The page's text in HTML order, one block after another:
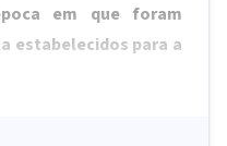
em que foram
estabelecidos para a